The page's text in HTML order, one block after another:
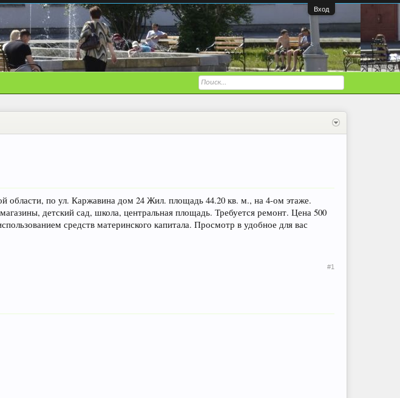
Вход
области, по ул. Каржавина дом 24 Жил. площадь 44.20 кв. м., на 4-ом этаже.
детский сад, школа, центральная площадь. Требуется ремонт. Цена 500
средств материнского капитала. Просмотр в удобное для вас
#1